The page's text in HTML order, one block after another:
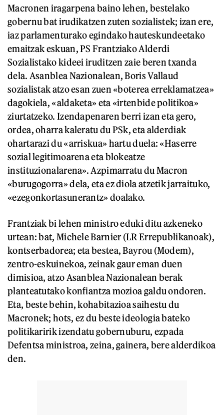
Macronen iragarpena baino lehen, bestelako
gobernu bat irudikatzen zuten sozialistek; izan ere,
iaz parlamenturako egindako hauteskundeetako
emaitzak eskuan, PS Frantziako Alderdi
Sozialistako kideei iruditzen zaie beren txanda
dela. Asanblea Nazionalean, Boris Vallaud
sozialistak atzo esan zuen «boterea erreklamatzea»
dagokiela, «aldaketa» eta «irtenbide politikoa»
ziurtatzeko. Izendapenaren berri izan eta gero,
ordea, oharra kaleratu du PSk, eta alderdiak
ohartarazi du «arriskua» hartu duela: «Haserre
sozial legitimoarena eta blokeatze
instituzionalarena». Azpimarratu du Macron
«burugogorra» dela, eta ez diola atzetik jarraituko,
«ezegonkortasunerantz» doalako.
Frantziak bi lehen ministro eduki ditu azkeneko
urtean: bat, Michele Barnier (LR Errepublikanoak),
kontserbadorea; eta bestea, Bayrou (Modem),
zentro-eskuinekoa, zeinak gaur eman duen
dimisioa, atzo Asanblea Nazionalean berak
planteatutako konfiantza mozioa galdu ondoren.
Eta, beste behin, kohabitazioa saihestu du
Macronek; hots, ez du beste ideologia bateko
politikaririk izendatu gobernuburu, ezpada
Defentsa ministroa, zeina, gainera, bere alderdikoa
den.